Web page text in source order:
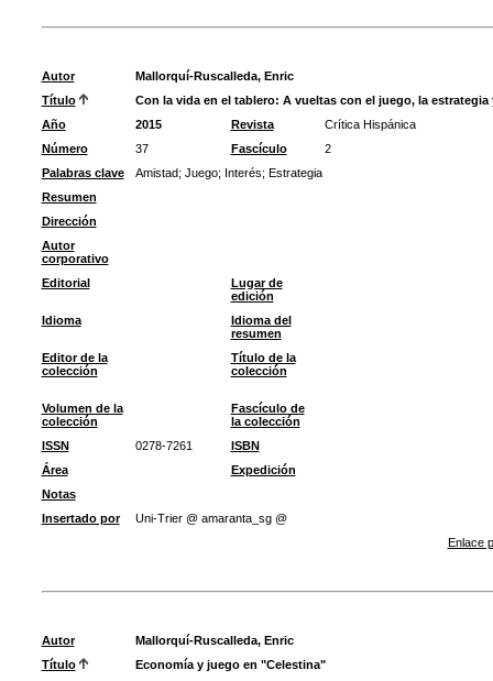
Autor
Mallorquí-Ruscalleda, Enric
Título
Con la vida en el tablero: A vueltas con el juego, la
Año
2015 Revista
Crítica Hispánica
Número
37 Fascículo
2
Palabras clave
Amistad; Juego; Interés; Estrategia
Resumen
Dirección
Autor
corporativo
Editorial
Lugar de
edición
Idioma
Idioma del
resumen
Editor de la
colección
Título de la
colección
Volumen de la
colección
Fascículo de
la colección
ISSN
0278-7261
ISBN
Área
Expedición
Notas
Insertado por
Uni-Trier @ amaranta_sg @
Enlace
Autor
Mallorquí-Ruscalleda, Enric
Título
Economía y juego en "Celestina"